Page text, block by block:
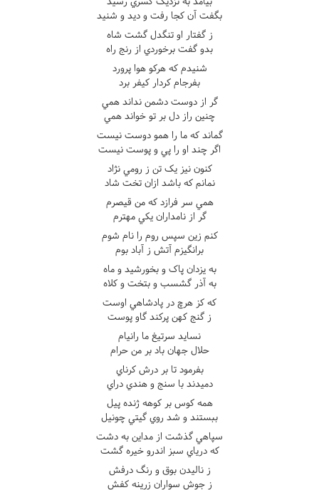
بگفت آن کجا رفت و ديد و شنيد
ز گفتار او تنگدل گشت شاه
بدو گفت برخوردي از رنج راه
شنيدم که هرکو هوا پرورد
بفرجام کردار کيفر برد
گر از دوست دشمن نداند همي
چنين راز دل بر تو خواند همي
گماند که ما را همو دوست نيست
اگر چند او را پي و پوست نيست
کنون نيز يک تن ز رومي نژاد
نمانم که باشد ازان تخت شاد
همي سر فرازد که من قيصرم
گر از نامداران يکي مهترم
کنم زين سپس روم را نام شوم
برانگيزم آتش ز آباد بوم
به يزدان پاک و بخورشيد و ماه
به آذر گشسب و بتخت و کلاه
که کز هرچ در پادشاهي اوست
ز گنج کهن پرکند گاو پوست
نسايد سرتيغ ما رانيام
حلال جهان باد بر من حرام
بفرمود تا بر درش کرناي
دميدند با سنج و هندي دراي
همه کوس بر کوهه ژنده پيل
ببستند و شد روي گيتي چونيل
سپاهي گذشت از مداين به دشت
که درياي سبز اندرو خيره گشت
ز ناليدن بوق و رنگ درفش
ز جوش سواران زرينه کفش